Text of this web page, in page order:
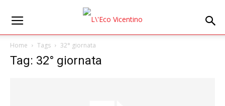
Home Tags 32° giornata
Tag: 32° giornata